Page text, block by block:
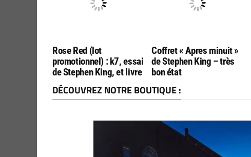
Rose Red (lot
promotionnel) : k7, essai
de Stephen King, et livre
Coffret « Apres minuit »
de Stephen King – très
bon état
DÉCOUVREZ NOTRE BOUTIQUE :